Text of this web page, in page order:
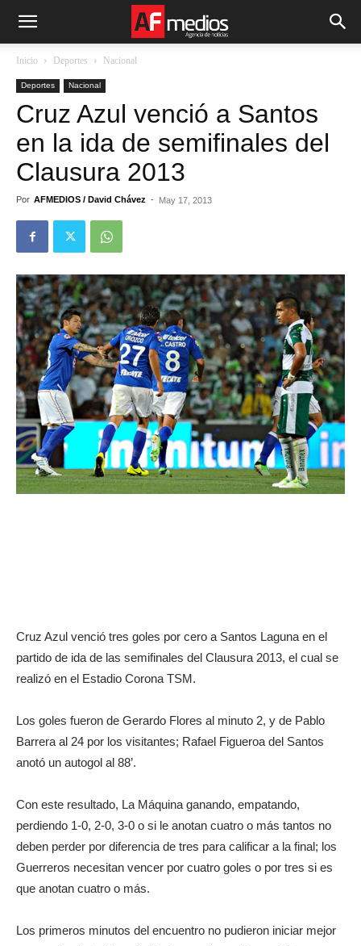
Inicio Deportes Nacional
Deportes Nacional
Cruz Azul venció a Santos
en la ida de semifinales del
Clausura 2013
Por AFMEDIOS / David Chávez - May 17, 2013
Cruz Azul venció tres goles por cero a Santos Laguna en el
partido de ida de las semifinales del Clausura 2013, el cual se
realizó en el Estadio Corona TSM.
Los goles fueron de Gerardo Flores al minuto 2, y de Pablo
Barrera al 24 por los visitantes; Rafael Figueroa del Santos
anotó un autogol al 88’.
Con este resultado, La Máquina ganando, empatando,
perdiendo 1-0, 2-0, 3-0 o si le anotan cuatro o más tantos no
deben perder por diferencia de tres para calificar a la final; los
Guerreros necesitan vencer por cuatro goles o por tres si es
que anotan cuatro o más.
Los primeros minutos del encuentro no pudieron iniciar mejor